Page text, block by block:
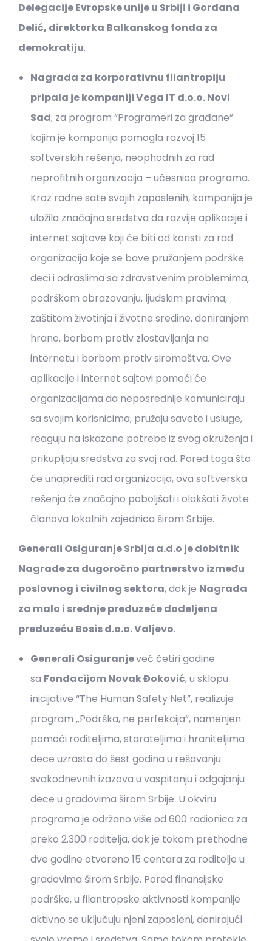
Delegacije Evropske unije u Srbiji i Gordana
Delić, direktorka Balkanskog fonda za
demokratiju.
Nagrada za korporativnu filantropiju
pripala je kompaniji Vega IT d.o.o. Novi
Sad; za program “Programeri za građane”
kojim je kompanija pomogla razvoj 15
softverskih rešenja, neophodnih za rad
neprofitnih organizacija – učesnica programa.
Kroz radne sate svojih zaposlenih, kompanija je
uložila značajna sredstva da razvije aplikacije i
internet sajtove koji će biti od koristi za rad
organizacija koje se bave pružanjem podrške
deci i odraslima sa zdravstvenim problemima,
podrškom obrazovanju, ljudskim pravima,
zaštitom životinja i životne sredine, doniranjem
hrane, borbom protiv zlostavljanja na
internetu i borbom protiv siromaštva. Ove
aplikacije i internet sajtovi pomoći će
organizacijama da neposrednije komuniciraju
sa svojim korisnicima, pružaju savete i usluge,
reaguju na iskazane potrebe iz svog okruženja i
prikupljaju sredstva za svoj rad. Pored toga što
će unaprediti rad organizacija, ova softverska
rešenja će značajno poboljšati i olakšati živote
članova lokalnih zajednica širom Srbije.
Generali Osiguranje Srbija a.d.o je dobitnik
Nagrade za dugoročno partnerstvo između
poslovnog i civilnog sektora, dok je Nagrada
za malo i srednje preduzeće dodeljena
preduzeću Bosis d.o.o. Valjevo.
Generali Osiguranjeveć četiri godine
sa Fondacijom Novak Đoković, u sklopu
inicijative “The Human Safety Net”, realizuje
program „Podrška, ne perfekcija“, namenjen
pomoći roditeljima, starateljima i hraniteljima
dece uzrasta do šest godina u rešavanju
svakodnevnih izazova u vaspitanju i odgajanju
dece u gradovima širom Srbije. U okviru
programa je održano više od 600 radionica za
preko 2.300 roditelja, dok je tokom prethodne
dve godine otvoreno 15 centara za roditelje u
gradovima širom Srbije. Pored finansijske
podrške, u filantropske aktivnosti kompanije
aktivno se uključuju njeni zaposleni, donirajući